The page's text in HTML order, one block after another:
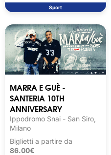
Sport
MARRA E GUÈ -
SANTERIA 10TH
ANNIVERSARY
Ippodromo Snai - San Siro,
Milano
Biglietti a partire da
86.00€